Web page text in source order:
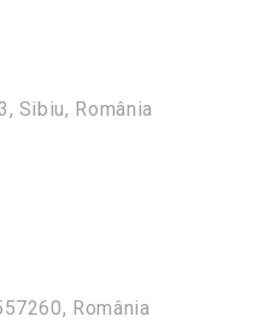
Sibiu, România
România